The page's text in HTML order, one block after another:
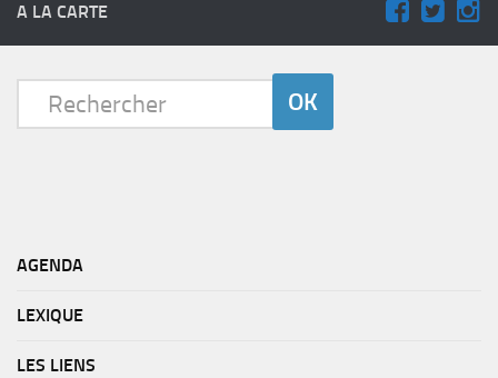
A LA CARTE
AGENDA
LEXIQUE
LES LIENS